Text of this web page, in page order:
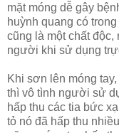
mặt móng dễ gây
huỳnh quang có
cũng là một chất
người khi sử dụng
Khi sơn lên móng
thì vô tình người sử
hấp thu các tia bức
tỏ nó đã hấp thu